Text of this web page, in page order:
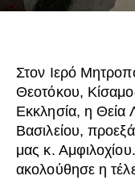
Στον Ιερό
Θεοτόκου,
Εκκλησία, η Θεία
Βασιλείου,
μας κ.
ακολούθησε η